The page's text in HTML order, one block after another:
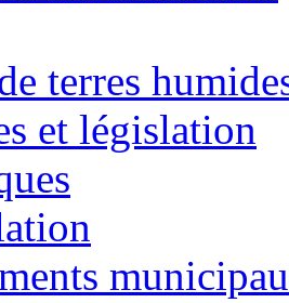
terres
et législation